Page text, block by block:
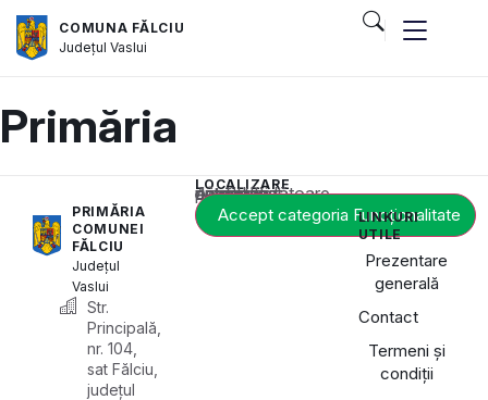
COMUNA FĂLCIU
JudețulVaslui
Primăria
PRIMĂRIA
COMUNEI
FĂLCIU
Județul
Vaslui
Str.
Principală,
nr. 104,
sat Fălciu,
județul
LOCALIZARE
Acest conținut este blocat până când acceptați categoria corespunzătoare de cookie-uri.
Accept categoria Funcționalitate
LINKURI
UTILE
Prezentare
generală
Contact
Termeni și
condiții